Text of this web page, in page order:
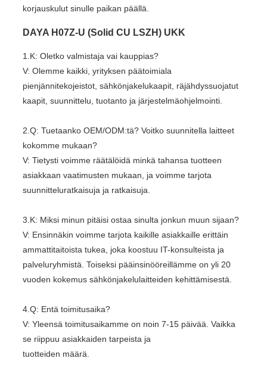
korjauskulut sinulle paikan päällä.
DAYA H07Z-U (Solid CU LSZH) UKK
1.K: Oletko valmistaja vai kauppias?
V: Olemme kaikki, yrityksen päätoimiala
pienjännitekojeistot, sähkönjakelukaapit, räjähdyssuojatut
kaapit, suunnittelu, tuotanto ja järjestelmäohjelmointi.
2.Q: Tuetaanko OEM/ODM:tä? Voitko suunnitella laitteet
kokomme mukaan?
V: Tietysti voimme räätälöidä minkä tahansa tuotteen
asiakkaan vaatimusten mukaan, ja voimme tarjota
suunnitteluratkaisuja ja ratkaisuja.
3.K: Miksi minun pitäisi ostaa sinulta jonkun muun sijaan?
V: Ensinnäkin voimme tarjota kaikille asiakkaille erittäin
ammattitaitoista tukea, joka koostuu IT-konsulteista ja
palveluryhmistä. Toiseksi pääinsinööreillämme on yli 20
vuoden kokemus sähkönjakelulaitteiden kehittämisestä.
4.Q: Entä toimitusaika?
V: Yleensä toimitusaikamme on noin 7-15 päivää. Vaikka
se riippuu asiakkaiden tarpeista ja
tuotteiden määrä.